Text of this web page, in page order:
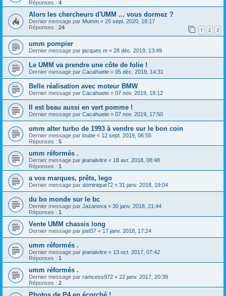
Réponses : 4
Alors les chercheurs d'UMM ... vous dormez ?
Dernier message par Mumm « 25 sept. 2020, 18:17
Réponses : 24 1 2 3
umm pompier
Dernier message par jacques m « 28 déc. 2019, 13:49
Le UMM va prendre une côte de folie !
Dernier message par Cacahuete « 05 déc. 2019, 14:31
Belle réalisation avec moteur BMW
Dernier message par Cacahuete « 07 nov. 2019, 18:12
Il est beau aussi en vert pomme !
Dernier message par Cacahuete « 07 nov. 2019, 17:50
umm alter turbo de 1993 à vendre sur le bon coin
Dernier message par loube « 12 sept. 2019, 06:55
Réponses : 5
umm réformés .
Dernier message par jeanalvitre « 18 avr. 2018, 08:48
Réponses : 1
a vos marques, prêts, lego
Dernier message par dominique72 « 31 janv. 2018, 19:04
du bo monde sur le bc
Dernier message par Jazanova « 30 janv. 2018, 21:44
Réponses : 1
Vente UMM chassis long
Dernier message par joel37 « 17 janv. 2018, 17:24
umm réformés .
Dernier message par jeanalvitre « 13 oct. 2017, 07:42
Réponses : 1
umm réformés .
Dernier message par ramcess972 « 22 janv. 2017, 20:39
Réponses : 2